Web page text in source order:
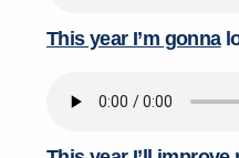
This year I’m gonna